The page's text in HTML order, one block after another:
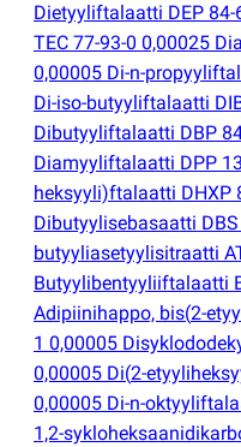
Dietyyliftalaatti DEP
TEC 77-93-0 0,00025
0,00005 Di-n-
Di-iso-butyyliftalaatti
Dibutyyliftalaatti DBP
Diamyyliftalaatti DPP
heksyyli)ftalaatti DHXP
Dibutyylisebasaatti
butyyliasetyylisitraatti
Butyylibentyyliiftalaatti
Adipiinihappo, bis(2-
1 0,00005
0,00005 Di(2-
0,00005 Di-n-
1,2-